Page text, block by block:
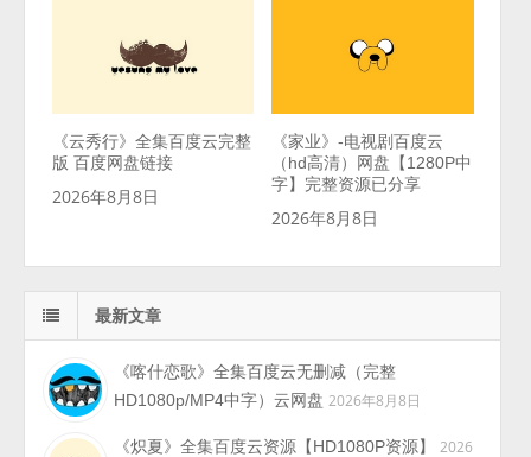
《云秀行》全集百度云完整
版 百度网盘链接
2026年8月8日
《家业》-电视剧百度云
（hd高清）网盘【1280P中
字】完整资源已分享
2026年8月8日
最新文章
《喀什恋歌》全集百度云无删减（完整
HD1080p/MP4中字）云网盘 2026年8月8日
《炽夏》全集百度云资源【HD1080P资源】
2026